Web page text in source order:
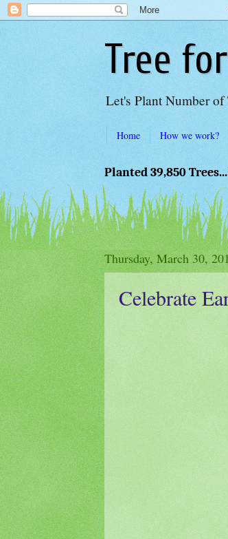
Tree
Let's Plant Number
Home How we work?
Planted 39,850
Thursday, March 30,
Celebrate